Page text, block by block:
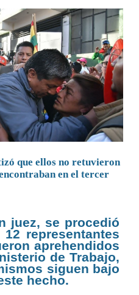
que ellos no retuvieron
en el tercer
juez, se procedió
representantes
aprehendidos
de Trabajo,
siguen bajo
hecho.